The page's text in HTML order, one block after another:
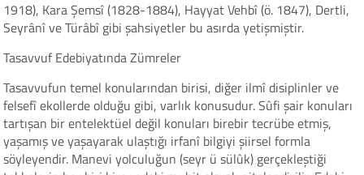
1918), Kara Şemsî (1828-1884), Hayyat Vehbî (ö. 1847), Dertli,
Seyrânî ve Türâbî gibi şahsiyetler bu asırda yetişmiştir.
Tasavvuf Edebiyatında Zümreler
Tasavvufun temel konularından birisi, diğer ilmî disiplinler ve
felsefî ekollerde olduğu gibi, varlık konusudur. Sûfi şair konuları
tartışan bir entelektüel değil konuları birebir tecrübe etmiş,
yaşamış ve yaşayarak ulaştığı irfanî bilgiyi şiirsel formla
söyleyendir. Manevi yolculuğun (seyr ü sülûk) gerçekleştiği